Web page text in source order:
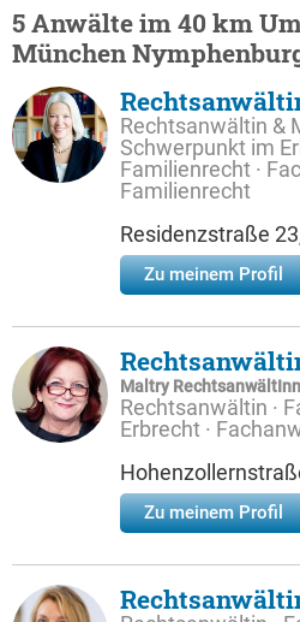
5 Anwälte im 40 km
München
Rechtsanwältin &
Schwerpunkt im
Familienrecht ·
Familienrecht
Residenzstraße
Zu meinem Profil
Maltry
Rechtsanwältin ·
Erbrecht ·
Zu meinem Profil